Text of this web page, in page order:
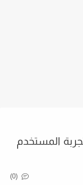
المستخدم
(0)